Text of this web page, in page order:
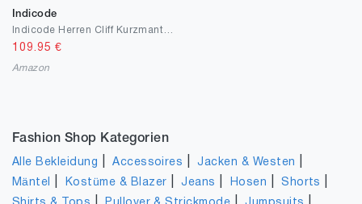
Indicode
109.95 €
Amazon
Fashion Shop Kategorien
Alle Bekleidung |Accessoires |Jacken & Westen
Mäntel Kostüme & Blazer |Jeans Hosen |Shorts